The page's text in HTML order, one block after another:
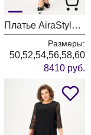
Платье AiraStyle 24435 полоска + черный
Размеры:
50,52,54,56,58,60
8410 руб.